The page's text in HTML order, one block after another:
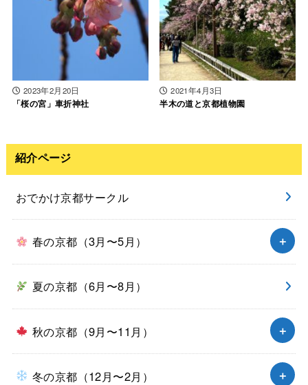
2023年2月20日
「桜の宮」車折神社
2021年4月3日
半木の道と京都植物園
紹介ページ
おでかけ京都サークル
春の京都（3月〜5月）
夏の京都（6月〜8月）
秋の京都（9月〜11月）
冬の京都（12月〜2月）